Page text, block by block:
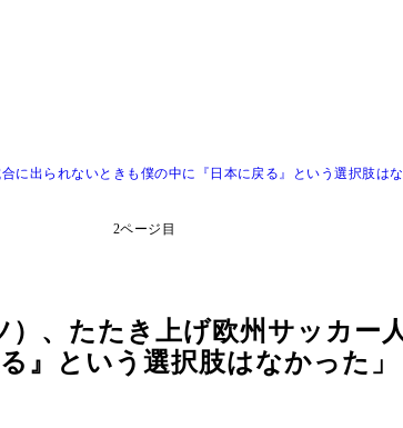
出られないときも僕の中に『日本に戻る』という選択肢はな
2ページ目
）、たたき上げ欧州サッカー
』という選択肢はなかった